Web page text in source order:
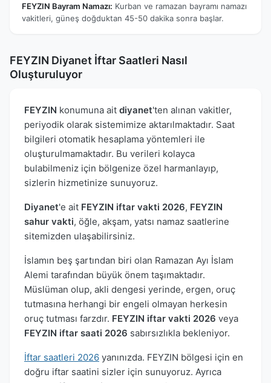
FEYZIN Bayram Namazı: Kurban ve ramazan bayramı namazı
vakitleri, güneş doğduktan 45-50 dakika sonra başlar.
FEYZIN Diyanet İftar Saatleri Nasıl
Oluşturuluyor
FEYZIN konumuna ait diyanet'ten alınan vakitler,
periyodik olarak sistemimize aktarılmaktadır. Saat
bilgileri otomatik hesaplama yöntemleri ile
oluşturulmamaktadır. Bu verileri kolayca
bulabilmeniz için bölgenize özel harmanlayıp,
sizlerin hizmetinize sunuyoruz.
Diyanet'e ait FEYZIN iftar vakti 2026, FEYZIN
sahur vakti, öğle, akşam, yatsı namaz saatlerine
sitemizden ulaşabilirsiniz.
İslamın beş şartından biri olan Ramazan Ayı İslam
Alemi tarafından büyük önem taşımaktadır.
Müslüman olup, akli dengesi yerinde, ergen, oruç
tutmasına herhangi bir engeli olmayan herkesin
oruç tutması farzdır. FEYZIN iftar vakti 2026 veya
FEYZIN iftar saati 2026 sabırsızlıkla bekleniyor.
İftar saatleri 2026 yanınızda. FEYZIN bölgesi için en
doğru iftar saatini sizler için sunuyoruz. Ayrıca